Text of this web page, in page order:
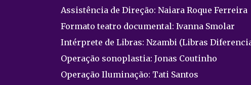
Assistência de Direção: Naiara Roque Ferreira
Formato teatro documental: Ivanna Smolar
Intérprete de Libras: Nzambi (Libras
Operação sonoplastia: Jonas Coutinho
Operação Iluminação: Tati Santos